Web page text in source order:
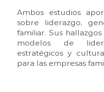
Ambos estudios
sobre liderazgo,
familiar. Sus
modelos de
estratégicos y
para las empresas